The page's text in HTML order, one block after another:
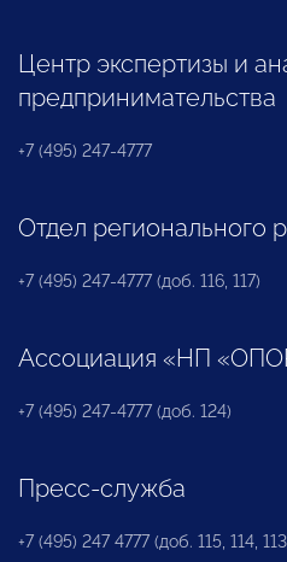
Центр экспертизы и
предпринимательства
+7 (495) 247-4777
Отдел регионального
+7 (495) 247-4777 (доб. 116, 117)
Ассоциация «НП
+7 (495) 247-4777 (доб. 124)
Пресс-служба
+7 (495) 247 4777 (доб. 115, 114,